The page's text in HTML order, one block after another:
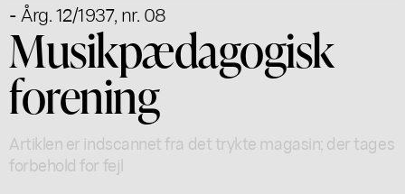
- Årg. 12/1937, nr. 08
Musikpædagogisk
forening
Artiklen er indscannet fra det trykte magasin; der tages
forbehold for fejl